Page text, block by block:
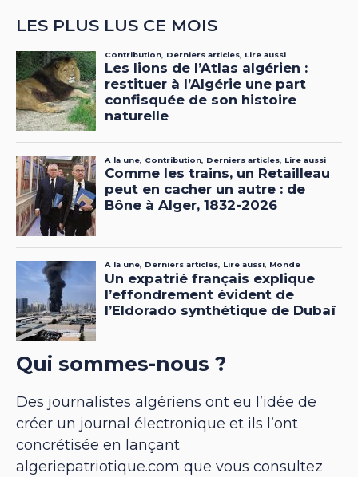
LES PLUS LUS CE MOIS
Qui sommes-nous ?
Des journalistes algériens ont eu l’idée de
créer un journal électronique et ils l’ont
concrétisée en lançant
algeriepatriotique.com que vous consultez